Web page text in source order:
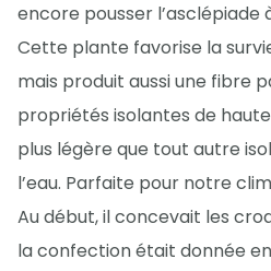
encore pousser l’asclépiade
Cette plante favorise la
mais produit aussi une fibre
propriétés isolantes de
plus légère que tout autre
l’eau. Parfaite pour notre
Au début, il concevait les
la confection était donnée